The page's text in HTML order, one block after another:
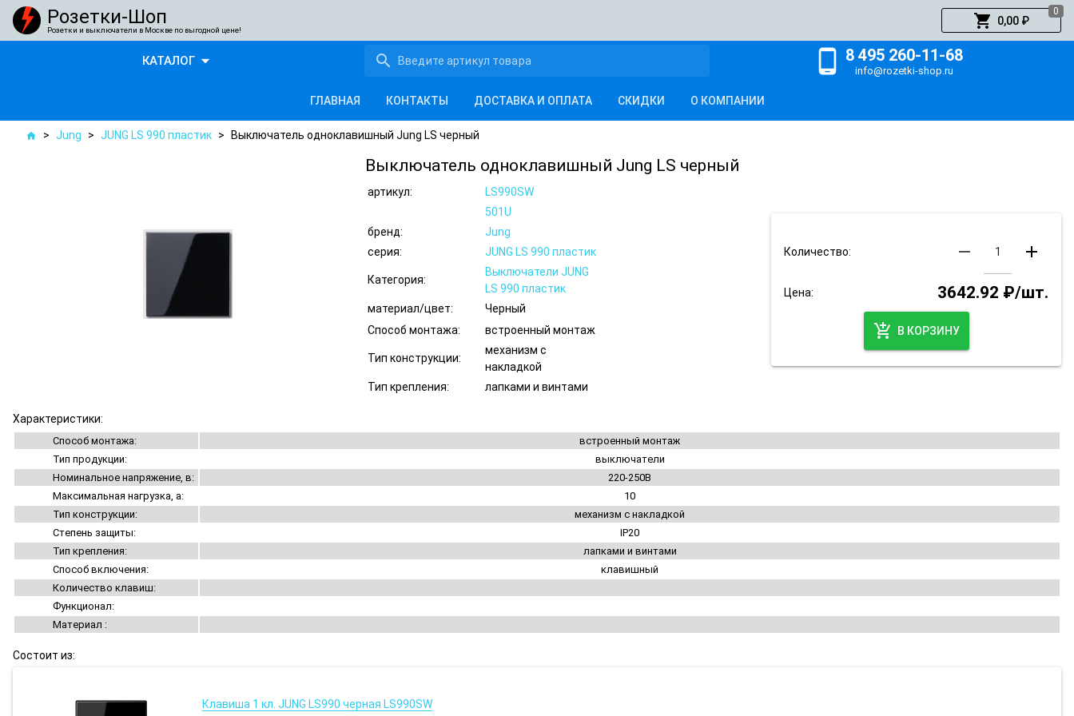
Розетки-Шоп
Розетки и выключатели в Москве по выгодной цене! shopping_cart 0,00 ₽
0
КАТАЛОГarrow_drop_down search phone_android 8 495 260-11-68
info@rozetki-shop.ru
ГЛАВНАЯ КОНТАКТЫ ДОСТАВКА И ОПЛАТА СКИДКИ О КОМПАНИИ
home > Jung > JUNG LS 990 пластик > Выключатель одноклавишный Jung LS черный
Выключатель одноклавишный Jung LS черный
артикул:
LS990SW
501U
бренд:
Jung
серия:
JUNG LS 990 пластик
Категория:
Выключатели JUNG
LS 990 пластик
материал/цвет:
Черный
Способ монтажа:
встроенный монтаж
Тип конструкции:
механизм с
накладкой
Тип крепления:
лапками и винтами
Количество: remove add
Цена:
3642.92 ₽/шт.
add_shopping_cart
В КОРЗИНУ
Характеристики:
Способ монтажа:
встроенный монтаж
Тип продукции:
выключатели
Номинальное напряжение, в:
220-250В
Максимальная нагрузка, а:
10
Тип конструкции:
механизм с накладкой
Степень защиты:
IP20
Тип крепления:
лапками и винтами
Способ включения:
клавишный
Количество клавиш:
Функционал:
Материал :
Состоит из:
Клавиша 1 кл. JUNG LS990 черная LS990SW